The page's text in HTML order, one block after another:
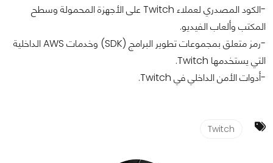
-الكود المصدري لعملاء Twitch على الأجهزة المحمولة وسطح
المكتب وألعاب الفيديو.
-رمز متعلق بمجموعات تطوير البرامج (SDK) وخدمات AWS الداخلية
التي يستخدمها Twitch.
-أدوات الأمن الداخلي في Twitch.
Twitch